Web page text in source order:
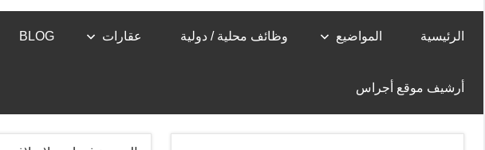
الرئيسية المواضيع وظائف محلية / دولية عقارات BLOG
أرشيف موقع أجراس